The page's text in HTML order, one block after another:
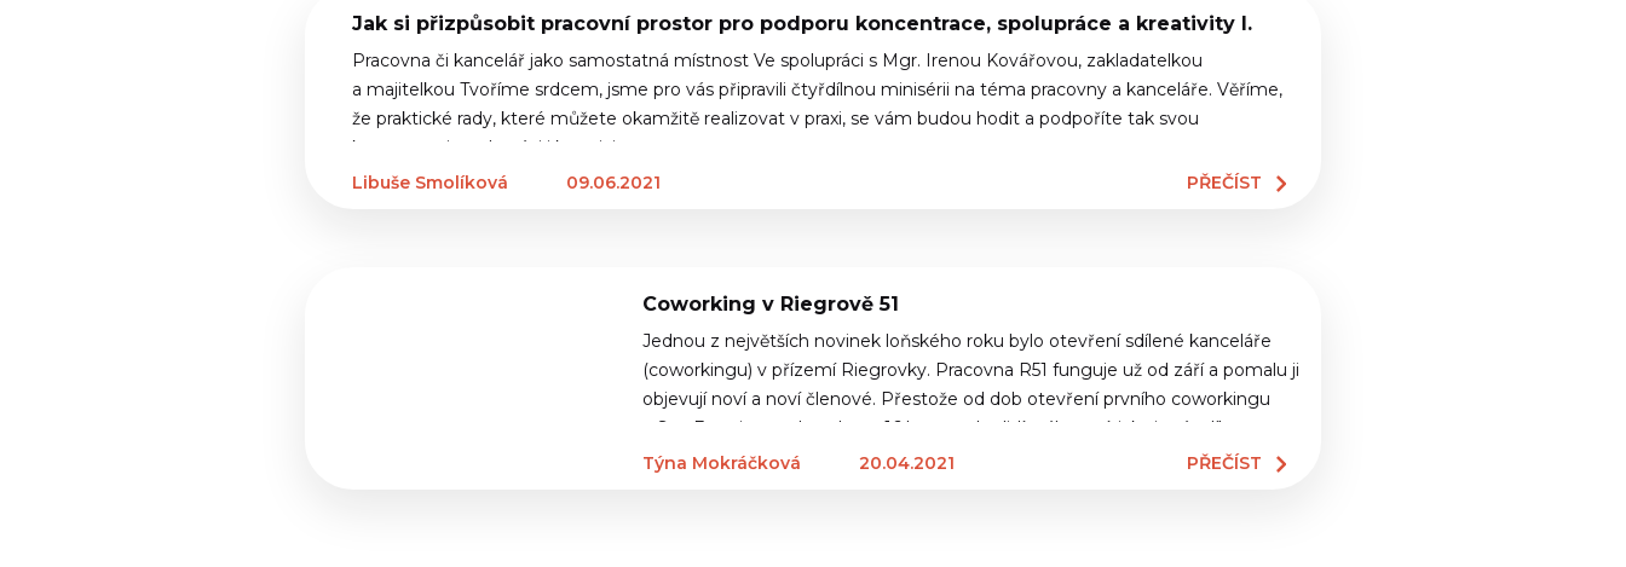
Jak si přizpůsobit pracovní prostor pro podporu koncentrace, spolupráce a kreativity I.
Pracovna či kancelář jako samostatná místnost Ve spolupráci s Mgr. Irenou Kovářovou, zakladatelkou
a majitelkou Tvoříme srdcem, jsme pro vás připravili čtyřdílnou minisérii na téma pracovny a kanceláře. Věříme,
že praktické rady, které můžete okamžitě realizovat v praxi, se vám budou hodit a podpoříte tak svou
koncentraci, spolupráci i kreativitu ve…
Libuše Smolíková
09.06.2021 PŘEČÍST
Coworking v Riegrově 51
Jednou z největších novinek loňského roku bylo otevření sdílené kanceláře
(coworkingu) v přízemí Riegrovky. Pracovna R51 funguje už od září a pomalu ji
objevují noví a noví členové. Přestože od dob otevření prvního coworkingu
v San Franciscu uplyne letos 16 let, mnoho lidí stále neví, jak si má sdílenou
kancelář…
Týna Mokráčková 20.04.2021 PŘEČÍST